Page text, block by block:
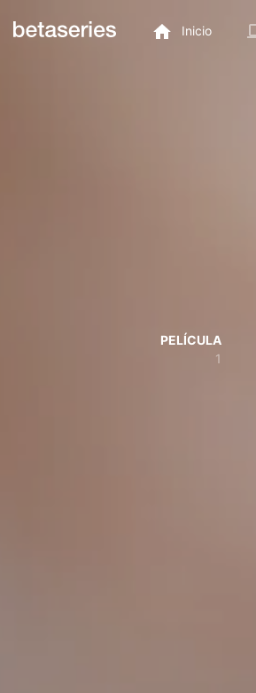
Inicio
PELÍCULA
1